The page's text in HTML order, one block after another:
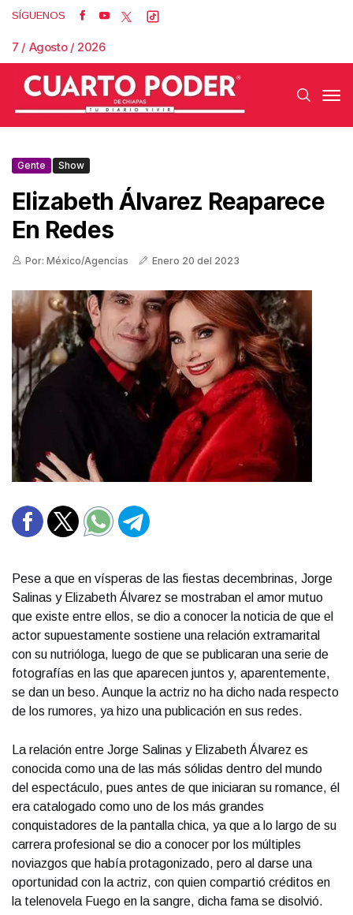
SÍGUENOS
7 / Agosto / 2026
Gente Show
Elizabeth Álvarez Reaparece
En Redes
Por: México/Agencias Enero 20 del 2023
Pese a que en vísperas de las fiestas decembrinas, Jorge
Salinas y Elizabeth Álvarez se mostraban el amor mutuo
que existe entre ellos, se dio a conocer la noticia de que el
actor supuestamente sostiene una relación extramarital
con su nutrióloga, luego de que se publicaran una serie de
fotografías en las que aparecen juntos y, aparentemente,
se dan un beso. Aunque la actriz no ha dicho nada respecto
de los rumores, ya hizo una publicación en sus redes.
La relación entre Jorge Salinas y Elizabeth Álvarez es
conocida como una de las más sólidas dentro del mundo
del espectáculo, pues antes de que iniciaran su romance, él
era catalogado como uno de los más grandes
conquistadores de la pantalla chica, ya que a lo largo de su
carrera profesional se dio a conocer por los múltiples
noviazgos que había protagonizado, pero al darse una
oportunidad con la actriz, con quien compartió créditos en
la telenovela Fuego en la sangre, dicha fama se disolvió.